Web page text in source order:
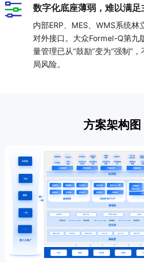
们
解
决
方
案
API
企
业
服
务
总
线
ESB
数
据
集
数字化底座薄弱，难以满足
内部ERP、MES、WMS系统林
对外接口。大众Formel-Q第九
量管理已从“鼓励”变为“强制”
局风险。
方案架构图